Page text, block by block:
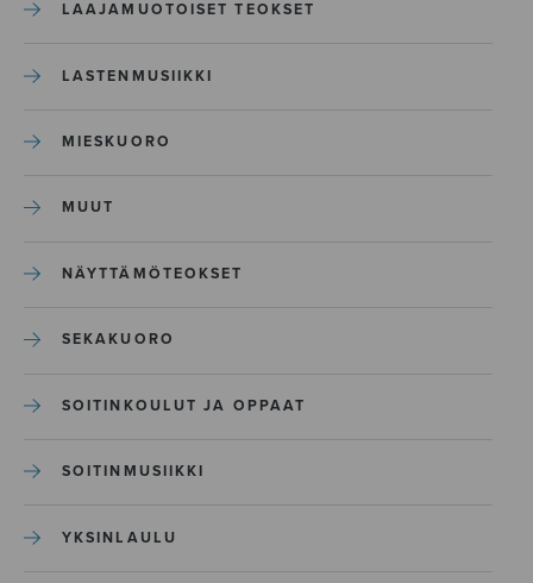
LAAJAMUOTOISET TEOKSET
LASTENMUSIIKKI
MIESKUORO
MUUT
NÄYTTÄMÖTEOKSET
SEKAKUORO
SOITINKOULUT JA OPPAAT
SOITINMUSIIKKI
YKSINLAULU